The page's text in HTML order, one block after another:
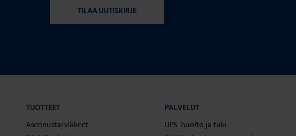
TILAA UUTISKIRJE
TUOTTEET
Asennustarvikkeet
PALVELUT
UPS-huolto ja tuki